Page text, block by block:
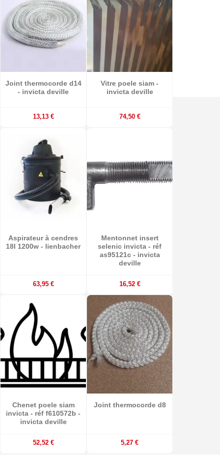
Joint thermocorde d14
- invicta deville
13,13 €
Vitre poele siam -
invicta deville
74,50 €
Aspirateur à cendres
18l 1200w - lienbacher
63,95 €
Mentonnet insert
selenic invicta - réf
as95121c - invicta
deville
16,52 €
Chenet poele siam
invicta - réf f610572b -
invicta deville
52,52 €
Joint thermocorde d8
5,27 €